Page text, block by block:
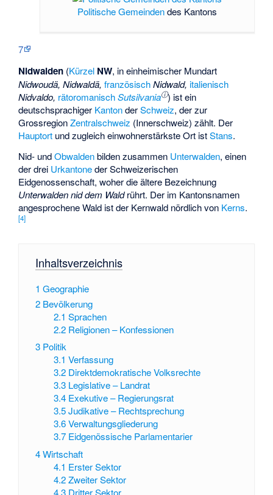
Politische Gemeindendes Kantons
7
Nidwalden (Kürzel NW, in einheimischer Mundart
Nidwoudä, Nidwaldä, französisch Nidwald, italienisch
Nidvaldo, rätoromanisch Sutsilvaniaⓘ) ist ein
deutschsprachiger KantonderSchweiz, der zur
GrossregionZentralschweiz (Innerschweiz) zählt. Der
Hauptort und zugleich einwohnerstärkste Ort istStans.
Nid- undObwaldenbilden zusammen Unterwalden, einen
der drei Urkantoneder Schweizerischen
Eidgenossenschaft, woher die ältere Bezeichnung
Unterwalden nid dem Waldrührt. Der im Kantonsnamen
angesprochene Wald ist der Kernwald nördlich von Kerns.
[4]
Inhaltsverzeichnis
1 Geographie
2 Bevölkerung
2.1 Sprachen
2.2 Religionen – Konfessionen
3 Politik
3.1 Verfassung
3.2 Direktdemokratische Volksrechte
3.3 Legislative – Landrat
3.4 Exekutive – Regierungsrat
3.5 Judikative – Rechtsprechung
3.6 Verwaltungsgliederung
3.7 Eidgenössische Parlamentarier
4Wirtschaft
4.1 Erster Sektor
4.2 Zweiter Sektor
4.3 Dritter Sektor